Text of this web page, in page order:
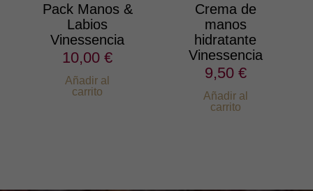
Pack Manos &
Labios
Vinessencia
10,00 €
Añadir al
carrito
Crema de
manos
hidratante
Vinessencia
9,50 €
Añadir al
carrito